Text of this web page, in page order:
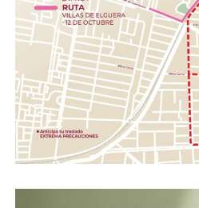
La bancada opositora y la
como «una falta de respeto al
Zárate Nieves hubiera firmado
a dichos programas de manera
con la suficiencia presupuestal
pretendiendo que el
de última hora de manera
Durante el debate, el regidor